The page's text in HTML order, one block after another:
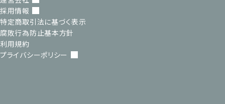
採用情報
特定商取引法に基づく表示
腐敗行為防止基本方針
利用規約
プライバシーポリシー